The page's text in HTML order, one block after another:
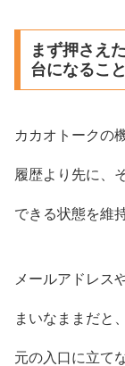
まず押さえ
台になること
カカオトークの
履歴より先に、
できる状態を維
メールアドレス
まいなままだと
元の入口に立て